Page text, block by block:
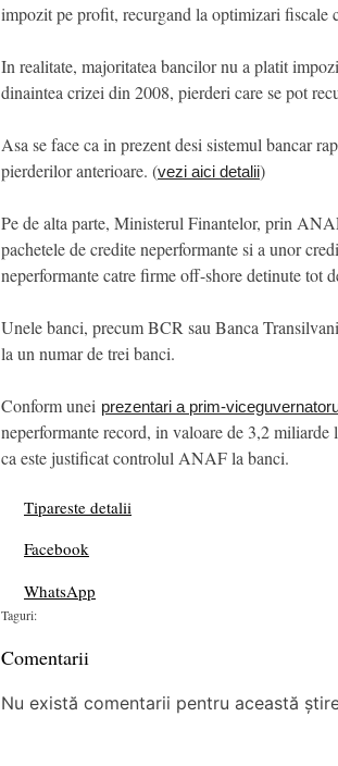
impozit pe profit, recurgand la optimizari fiscale
In realitate, majoritatea bancilor nu a platit
dinaintea crizei din 2008, pierderi care se pot
Asa se face ca in prezent desi sistemul bancar
pierderilor anterioare. (vezi aici detalii)
Pe de alta parte, Ministerul Finantelor, prin
pachetele de credite neperformante si a unor
neperformante catre firme off-shore detinute tot
Unele banci, precum BCR sau Banca
la un numar de trei banci.
Conform unei prezentari a prim-
neperformante record, in valoare de 3,2 miliarde
ca este justificat controlul ANAF la banci.
Tipareste detalii
Facebook
WhatsApp
Taguri:
Comentarii
Nu există comentarii pentru această